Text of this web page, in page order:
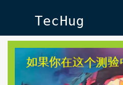
TecHug